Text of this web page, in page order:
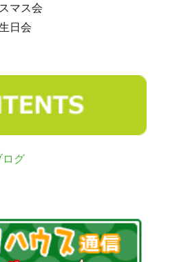
マス会
日会
ログ